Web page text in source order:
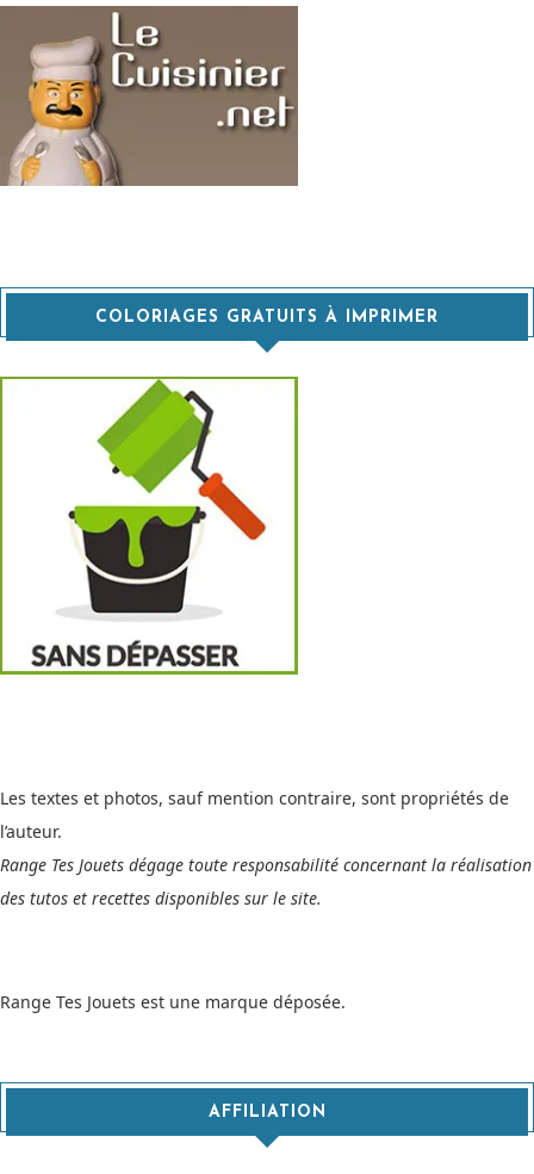
COLORIAGES GRATUITS À IMPRIMER
Les textes et photos, sauf mention contraire, sont propriétés de
l’auteur.
Range Tes Jouets dégage toute responsabilité concernant la réalisation
des tutos et recettes disponibles sur le site.
Range Tes Jouets est une marque déposée.
AFFILIATION